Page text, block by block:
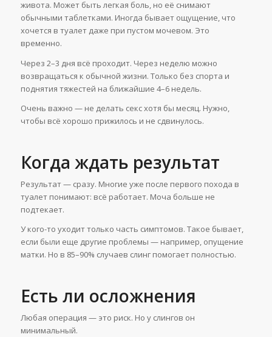
живота. Может быть легкая боль, но её снимают
обычными таблетками. Иногда бывает ощущение, что
хочется в туалет даже при пустом мочевом. Это
временно.
Через 2–3 дня всё проходит. Через неделю можно
возвращаться к обычной жизни. Только без спорта и
поднятия тяжестей на ближайшие 4–6 недель.
Очень важно — не делать секс хотя бы месяц. Нужно,
чтобы всё хорошо прижилось и не сдвинулось.
Когда ждать результат
Результат — сразу. Многие уже после первого похода в
туалет понимают: всё работает. Моча больше не
подтекает.
У кого-то уходит только часть симптомов. Такое бывает,
если были еще другие проблемы — например, опущение
матки. Но в 85–90% случаев слинг помогает полностью.
Есть ли осложнения
Любая операция — это риск. Но у слингов он
минимальный.